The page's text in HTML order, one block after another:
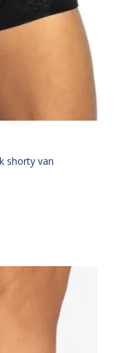
shorty van